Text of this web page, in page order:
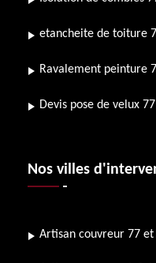
etancheite de toiture
Ravalement peinture
Devis pose de velux 77
Nos villes
Artisan couvreur 77